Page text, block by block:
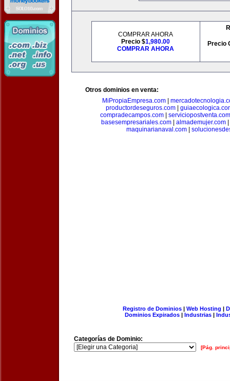
COMPRAR AHORA
Precio $1,980.00
COMPRAR AHORA
Precio
Otros dominios en venta:
MiPropiaEmpresa.com
productordeseguros.com|
compradecampos.com| serviciopostventa.com
basesempresariales.com| almademujer.com|
maquinarianaval.com|
Registro de Dominios| Web Hosting |
Dominios Expirados | Industrias |
Categorías de Dominio:
[Pág.